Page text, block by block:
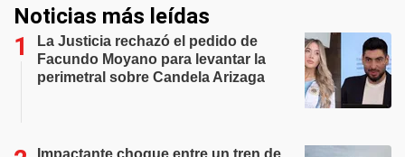
Noticias más leídas
La Justicia rechazó el pedido de
Facundo Moyano para levantar la
perimetral sobre Candela Arizaga
Impactante choque entre un tren de